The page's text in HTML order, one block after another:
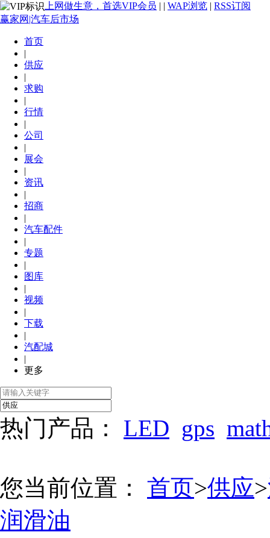
上网做生意，首选VIP会员 | | WAP浏览 | RSS订阅
赢家网|汽车后市场
首页
|
供应
|
求购
|
行情
|
公司
|
展会
|
资讯
|
招商
|
汽车配件
|
专题
|
图库
|
视频
|
下载
|
汽配城
|
更多
热门产品： LED gps
您当前位置： 首页>供应>
润滑油